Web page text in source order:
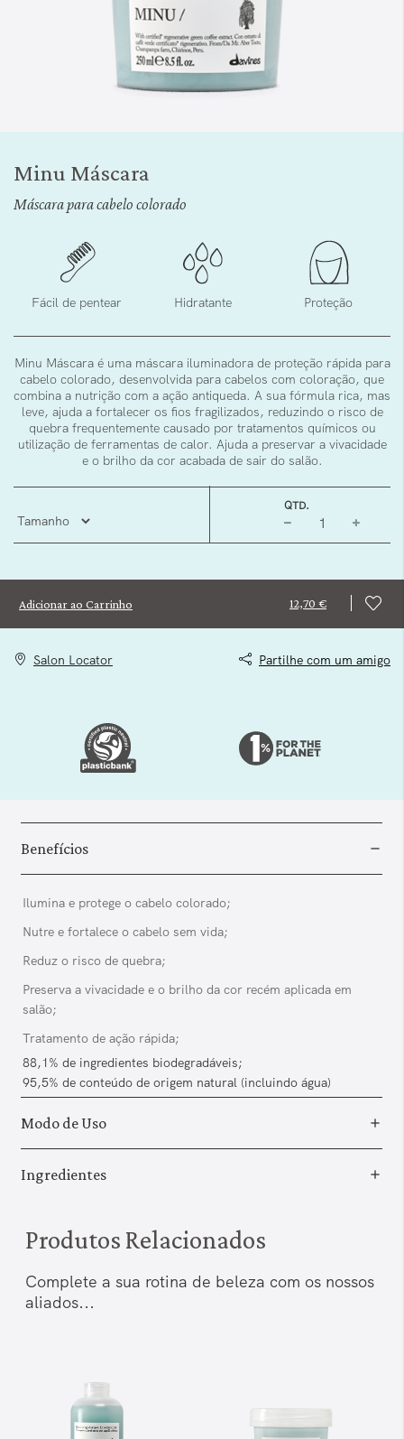
início
Minu Máscara
Máscara para cabelo colorado
Fácil de pentear Hidratante Proteção
Minu Máscara é uma máscara iluminadora de proteção rápida para
cabelo colorado, desenvolvida para cabelos com coloração, que
combina a nutrição com a ação antiqueda. A sua fórmula rica, mas
leve, ajuda a fortalecer os fios fragilizados, reduzindo o risco de
quebra frequentemente causado por tratamentos químicos ou
utilização de ferramentas de calor. Ajuda a preservar a vivacidade
e o brilho da cor acabada de sair do salão.
QTD.
Adicionar ao Carrinho 12,70 €
Salon Locator Partilhe com um amigo
Benefícios
Ilumina e protege o cabelo colorado;
Nutre e fortalece o cabelo sem vida;
Reduz o risco de quebra;
Preserva a vivacidade e o brilho da cor recém aplicada em
salão;
Tratamento de ação rápida;
88,1% de ingredientes biodegradáveis;
95,5% de conteúdo de origem natural (incluindo água)
Modo de Uso
Ingredientes
Produtos Relacionados
Complete a sua rotina de beleza com os nossos
aliados...